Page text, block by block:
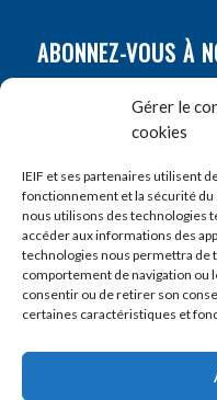
Gérer le
cookies
IEIF et ses partenaires utilisent
fonctionnement et la sécurité
nous utilisons des technologies
accéder aux informations des
technologies nous permettra de
comportement de navigation ou
consentir ou de retirer son
certaines caractéristiques et
ABONNEZ-VOUS À
Prénom*
E-mail*